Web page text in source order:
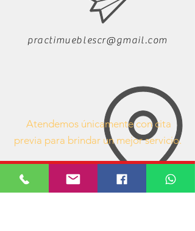
practimueblescr@gmail.com
Atendemos únicamente con cita
previa para brindar un mejor servicio.